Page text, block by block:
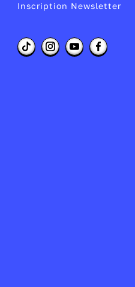
Inscription Newsletter